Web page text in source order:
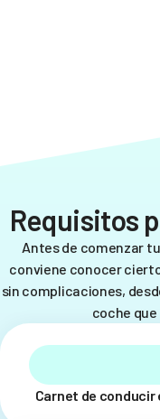
Requisitos
Antes de comenzar
conviene conocer
sin complicaciones,
coche
Carnet de conducir